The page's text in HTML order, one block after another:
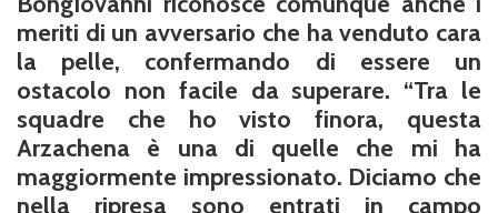
meriti di un avversario che ha venduto cara
la pelle, confermando di essere un
ostacolo non facile da superare. “Tra le
squadre che ho visto finora, questa
Arzachena è una di quelle che mi ha
maggiormente impressionato. Diciamo che
nella ripresa sono entrati in campo